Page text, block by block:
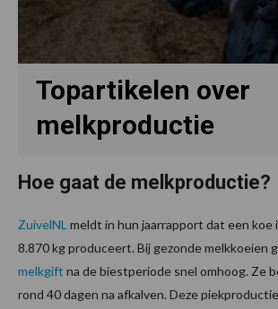
Topartikelen over
melkproductie
Hoe gaat de melkproductie?
ZuivelNL meldt in hun jaarrapport dat een koe
8.870 kg produceert. Bij gezonde melkkoeien
melkgift na de biestperiode snel omhoog. Ze
rond 40 dagen na afkalven. Deze